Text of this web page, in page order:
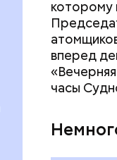
которому
вперед
часы
По-
Здесь был